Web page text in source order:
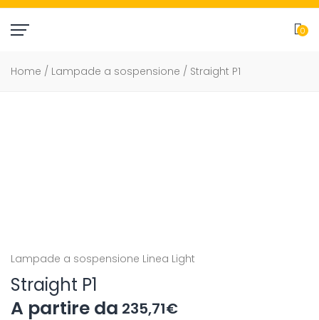
0
Home / Lampade a sospensione / Straight P1
Lampade a sospensione Linea Light
Straight P1
235,71€